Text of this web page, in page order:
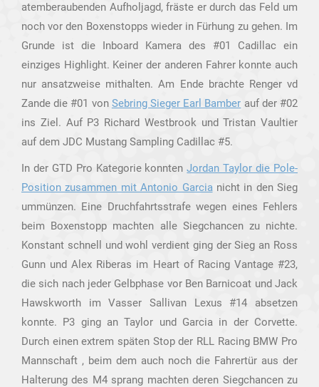
atemberaubenden Aufholjagd, fräste er durch das Feld um
noch vor den Boxenstopps wieder in Fürhung zu gehen. Im
Grunde ist die Inboard Kamera des #01 Cadillac ein
einziges Highlight. Keiner der anderen Fahrer konnte auch
nur ansatzweise mithalten. Am Ende brachte Renger vd
Zande die #01 von Sebring Sieger Earl Bamber auf der #02
ins Ziel. Auf P3 Richard Westbrook und Tristan Vaultier
auf dem JDC Mustang Sampling Cadillac #5.
In der GTD Pro Kategorie konntenJordan Taylor die Pole-
Position zusammen mit Antonio Garcianicht in den Sieg
ummünzen. Eine Druchfahrtsstrafe wegen eines Fehlers
beim Boxenstopp machten alle Siegchancen zu nichte.
Konstant schnell und wohl verdient ging der Sieg an Ross
Gunn und Alex Riberas im Heart of Racing Vantage #23,
die sich nach jeder Gelbphase vor Ben Barnicoat und Jack
Hawskworth im Vasser Sallivan Lexus #14 absetzen
konnte. P3 ging an Taylor und Garcia in der Corvette.
Durch einen extrem späten Stop der RLL Racing BMW Pro
Mannschaft , beim dem auch noch die Fahrertür aus der
Halterung des M4 sprang machten deren Siegchancen zu